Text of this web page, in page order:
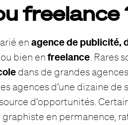
freelance
enagence de publicité,
ou bien enfreelance . Rares
dans de grandes
agences d’une dizaine de
d’opportunités.
en permanence,